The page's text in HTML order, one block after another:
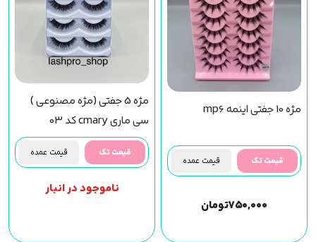
مژه 10 جفتی اینمه mp6
قیمت تک قیمت عمده
۷۵۰,۰۰۰تومان
مژه 5 جفتی (مژه مصنوعی )
سی ماری cmary کد 03
قیمت تک قیمت عمده
ناموجود در انبار